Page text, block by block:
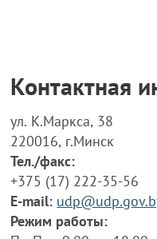
Контактная
ул. К.Маркса, 38
220016, г.Минск
Тел./факс:
+375 (17) 222-35-56
E-mail:
Режим работы: